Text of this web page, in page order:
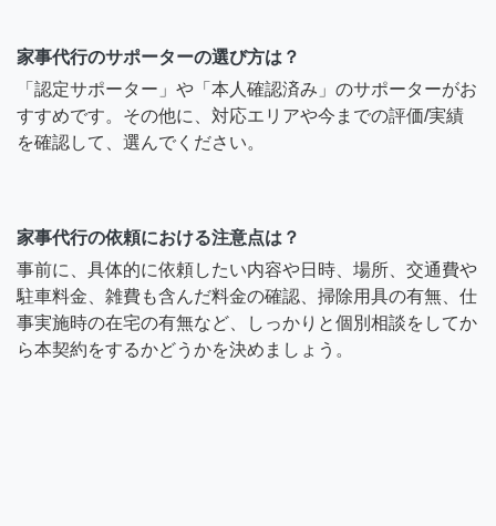
家事代行のサポーターの選び方は？
「認定サポーター」や「本人確認済み」のサポーターがお
すすめです。その他に、対応エリアや今までの評価/実績
を確認して、選んでください。
家事代行の依頼における注意点は？
事前に、具体的に依頼したい内容や日時、場所、交通費や
駐車料金、雑費も含んだ料金の確認、掃除用具の有無、仕
事実施時の在宅の有無など、しっかりと個別相談をしてか
ら本契約をするかどうかを決めましょう。